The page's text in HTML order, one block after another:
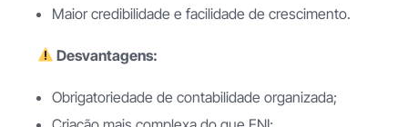
Maior credibilidade e facilidade de crescimento.
Desvantagens:
Obrigatoriedade de contabilidade organizada;